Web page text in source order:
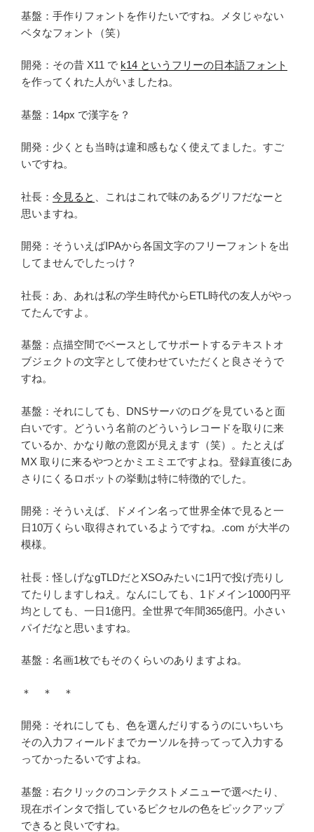
基盤：手作りフォントを作りたいですね。メタじゃない
ベタなフォント（笑）
開発：その昔 X11 で k14 というフリーの日本語フォント
を作ってくれた人がいましたね。
基盤：14px で漢字を？
開発：少くとも当時は違和感もなく使えてました。すご
いですね。
社長： 今見ると
、これはこれで味のあるグリフだなーと
思いますね。
開発：そういえばIPAから各国文字のフリーフォントを出
してませんでしたっけ？
社長：あ、あれは私の学生時代からETL時代の友人がやっ
てたんですよ。
基盤：点描空間でベースとしてサポートするテキストオ
ブジェクトの文字として使わせていただくと良さそうで
すね。
基盤：それにしても、DNSサーバのログを見ていると面
白いです。どういう名前のどういうレコードを取りに来
ているか、かなり敵の意図が見えます（笑）。たとえば
MX 取りに来るやつとかミエミエですよね。登録直後にあ
さりにくるロボットの挙動は特に特徴的でした。
開発：そういえば、ドメイン名って世界全体で見ると一
日10万くらい取得されているようですね。.com が大半の
模様。
社長：怪しげなgTLDだとXSOみたいに1円で投げ売りし
てたりしますしねえ。なんにしても、1ドメイン1000円平
均としても、一日1億円。全世界で年間365億円。小さい
パイだなと思いますね。
基盤：名画1枚でもそのくらいのありますよね。
＊ ＊ ＊
開発：それにしても、色を選んだりするうのにいちいち
その入力フィールドまでカーソルを持ってって入力する
ってかったるいですよね。
基盤：右クリックのコンテクストメニューで選べたり、
現在ポインタで指しているピクセルの色をピックアップ
できると良いですね。